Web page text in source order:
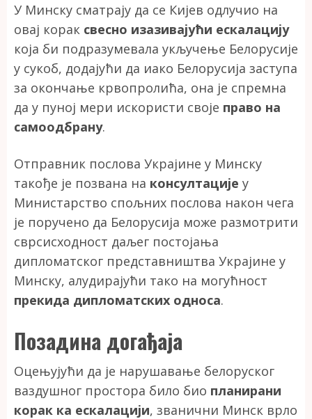
У Минску сматрају да се Кијев одлучио на
овај корак свесно изазивајући ескалацију
која би подразумевала укључење Белорусије
у сукоб, додајући да иако Белорусија заступа
за окончање крвопролића, она је спремна
да у пуној мери искористи своје право на
самоодбрану.
Отправник послова Украјине у Минску
такође је позвана на консултације у
Министарство спољних послова након чега
је поручено да Белорусија може размотрити
сврсисходност даљег постојања
дипломатског представништва Украјине у
Минску, алудирајући тако на могућност
прекида дипломатских односа.
Позадина догађаја
Оцењујући да је нарушавање белоруског
ваздушног простора било био планирани
корак ка ескалацији, званични Минск врло